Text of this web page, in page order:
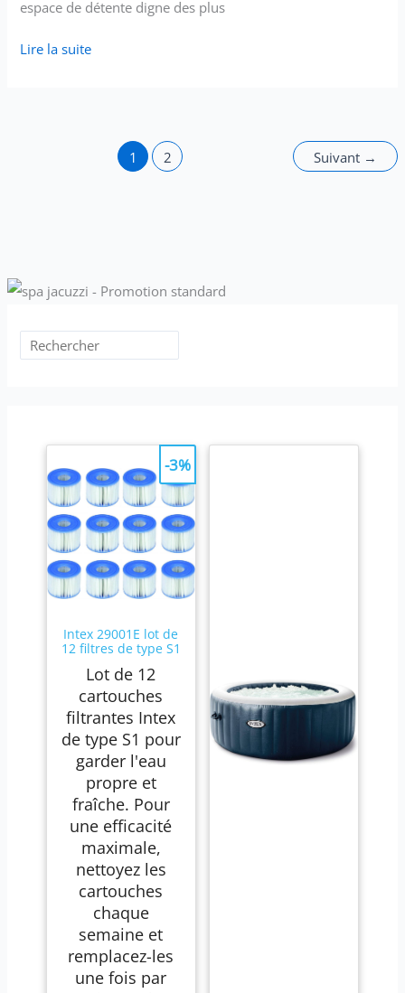
espace de détente digne des plus
Lire la suite
1 2 Suivant →
Intex 29001E lot de
12 filtres de type S1
Lot de 12
cartouches
filtrantes Intex
de type S1 pour
garder l'eau
propre et
fraîche. Pour
une efficacité
maximale,
nettoyez les
cartouches
chaque
semaine et
remplacez-les
une fois par
-3%